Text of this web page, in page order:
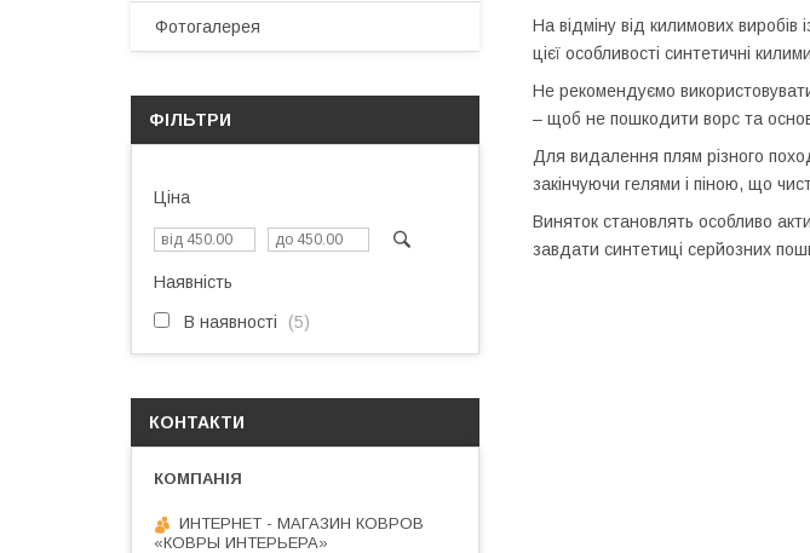
На відміну від килимових
цієї особливості синтетичні
Не рекомендуємо
– щоб не пошкодити ворс та
Для видалення плям різного
закінчуючи гелями і піною, що
Виняток становлять особливо
завдати синтетиці серйозних
Фотогалерея
ФІЛЬТРИ
Ціна
Наявність
В наявності 5
КОНТАКТИ
ИНТЕРНЕТ - МАГАЗИН КОВРОВ
«КОВРЫ ИНТЕРЬЕРА»